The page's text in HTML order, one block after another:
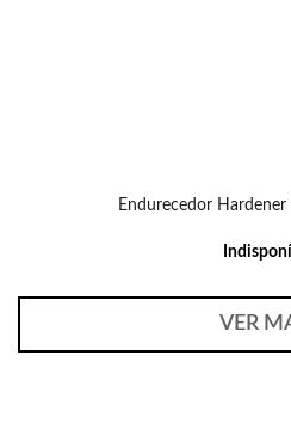
Endurecedor Hardener
VER